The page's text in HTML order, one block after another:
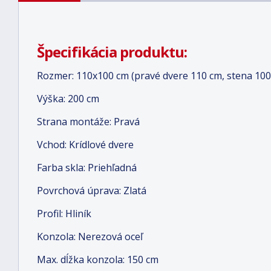
Špecifikácia produktu:
Rozmer: 110x100 cm (pravé dvere 110 cm, stena
Výška: 200 cm
Strana montáže: Pravá
Vchod: Krídlové dvere
Farba skla: Priehľadná
Povrchová úprava: Zlatá
Profil: Hliník
Konzola: Nerezová oceľ
Max. dĺžka konzola: 150 cm